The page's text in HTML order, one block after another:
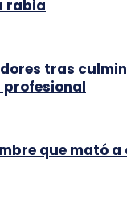
rabia
tras
que mató a